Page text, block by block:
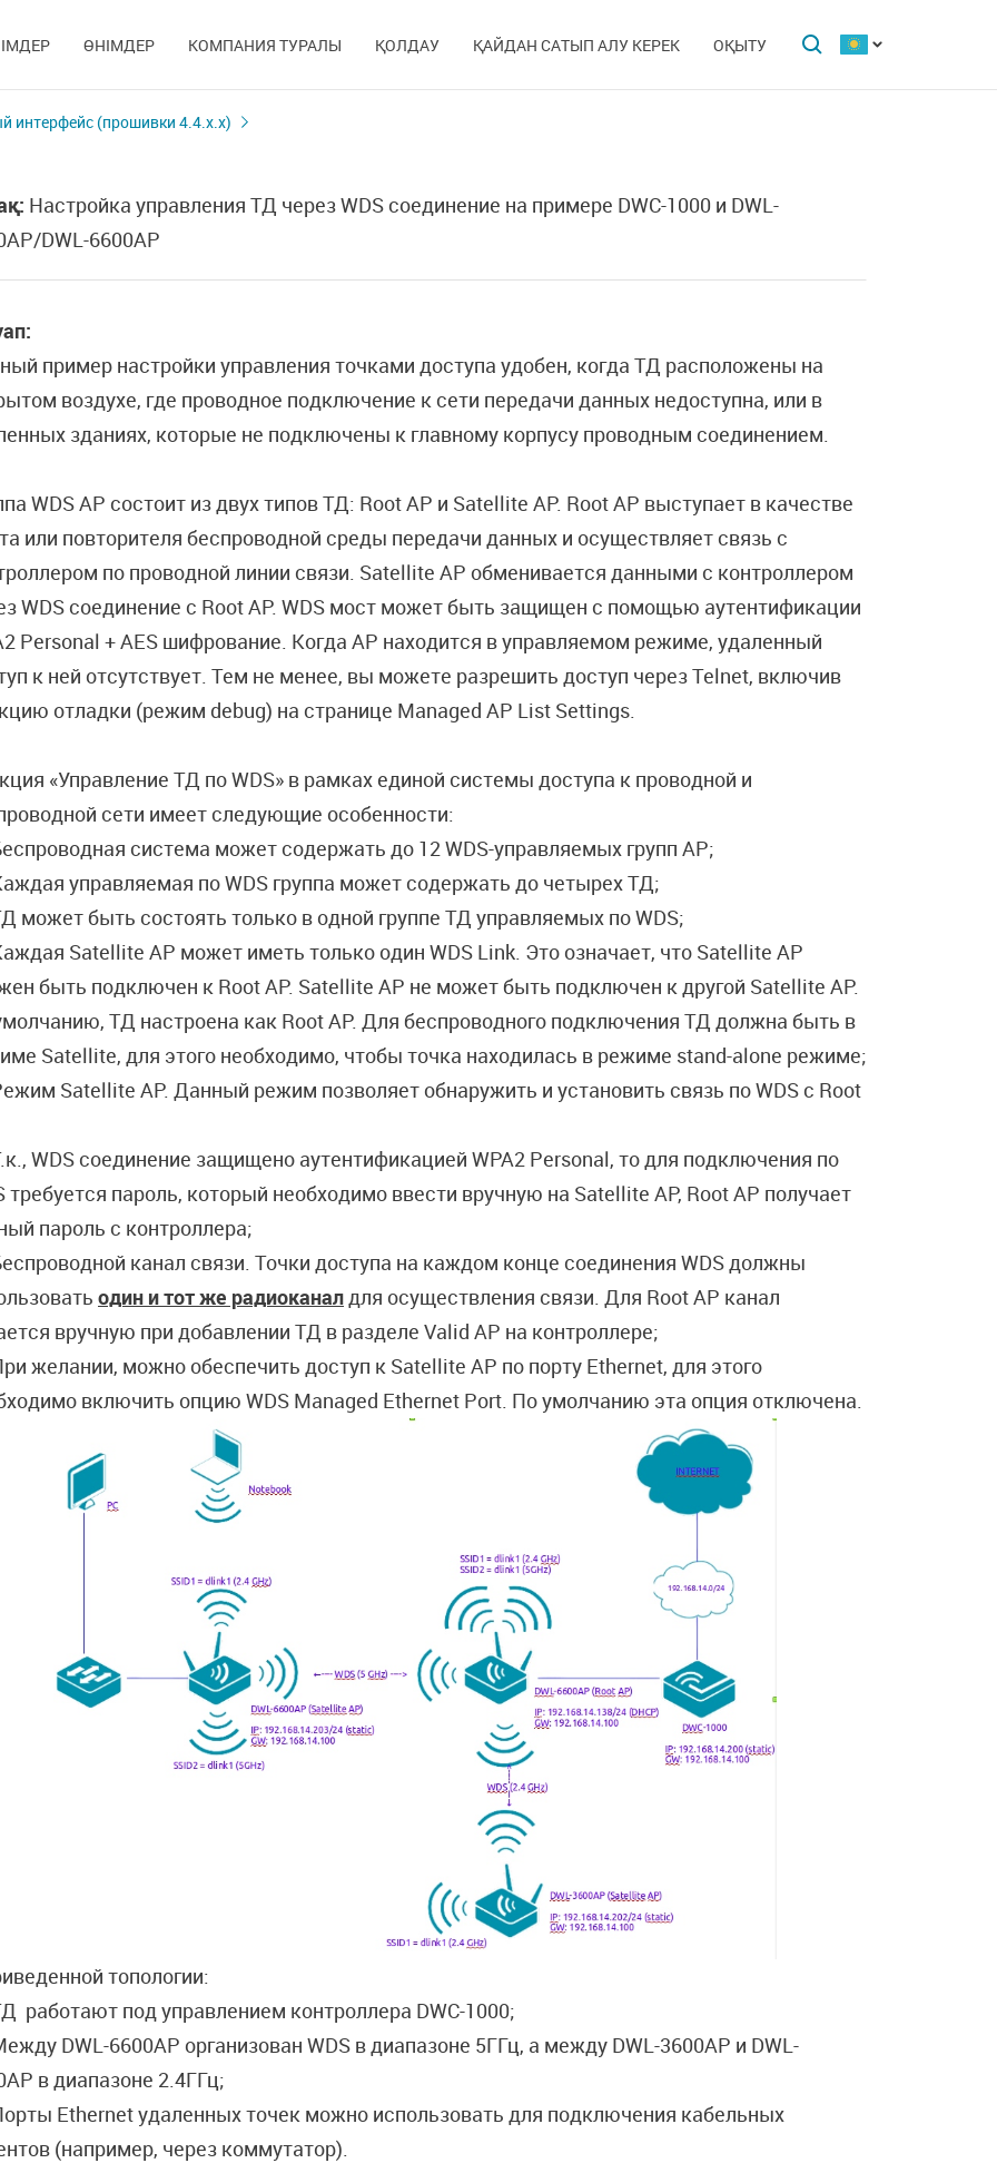
ӨНІМДЕР КОМПАНИЯ ТУРАЛЫ ҚОЛДАУ ҚАЙДАН САТЫП АЛУ КЕРЕК ОҚЫТУ
интерфейс (прошивки 4.4.х.х)
Настройка управления ТД через WDS соединение на примере DWC-1000 и DWL-
DWL-6600AP
пример настройки управления точками доступа удобен, когда ТД расположены на
воздухе, где проводное подключение к сети передачи данных недоступна, или в
зданиях, которые не подключены к главному корпусу проводным соединением.
WDS AP состоит из двух типов ТД: Root AP и Satellite AP. Root AP выступает в качестве
или повторителя беспроводной среды передачи данных и осуществляет связь с
по проводной линии связи. Satellite AP обменивается данными с контроллером
WDS соединение с Root AP. WDS мост может быть защищен с помощью аутентификации
Personal + AES шифрование. Когда AP находится в управляемом режиме, удаленный
к ней отсутствует. Тем не менее, вы можете разрешить доступ через Telnet, включив
отладки (режим debug) на странице Managed AP List Settings.
«Управление ТД по WDS» в рамках единой системы доступа к проводной и
сети имеет следующие особенности:
система может содержать до 12 WDS-управляемых групп АР;
управляемая по WDS группа может содержать до четырех ТД;
может быть состоять только в одной группе ТД управляемых по WDS;
Satellite AP может иметь только один WDS Link. Это означает, что Satellite AP
быть подключен к Root AP. Satellite AP не может быть подключен к другой Satellite AP.
ТД настроена как Root AP. Для беспроводного подключения ТД должна быть в
Satellite, для этого необходимо, чтобы точка находилась в режиме stand-alone режиме;
Satellite AP. Данный режим позволяет обнаружить и установить связь по WDS с Root
WDS соединение защищено аутентификацией WPA2 Personal, то для подключения по
требуется пароль, который необходимо ввести вручную на Satellite AP, Root AP получает
пароль с контроллера;
канал связи. Точки доступа на каждом конце соединения WDS должны
один и тот же радиоканалдля осуществления связи. Для Root AP канал
вручную при добавлении ТД в разделе Valid AP на контроллере;
желании, можно обеспечить доступ к Satellite AP по порту Ethernet, для этого
включить опцию WDS Managed Ethernet Port. По умолчанию эта опция отключена.
топологии:
работают под управлением контроллера DWC-1000;
DWL-6600AP организован WDS в диапазоне 5ГГц, а между DWL-3600AP и DWL-
в диапазоне 2.4ГГц;
Ethernet удаленных точек можно использовать для подключения кабельных
(например, через коммутатор).